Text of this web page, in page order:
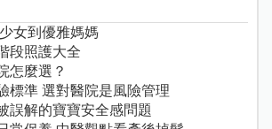
女到優雅媽媽
段照護大全
怎麼選？
標準 選對醫院是風險管理
誤解的寶寶安全感問題